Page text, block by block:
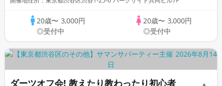
20歳〜 3,000円
◎受付中
20歳〜 3,000円
◎受付中
ダーツオフ会! 教えたり教わったり初心者